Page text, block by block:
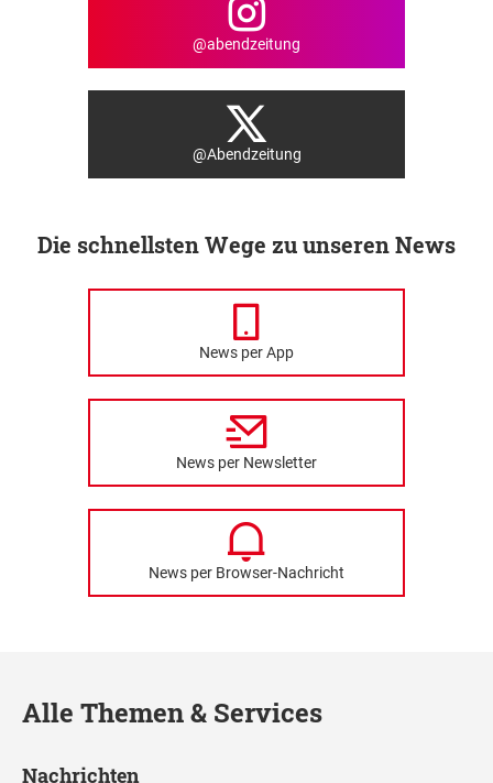
@abendzeitung
@Abendzeitung
Die schnellsten Wege zu unseren News
News per App
News per Newsletter
News per Browser-Nachricht
Alle Themen & Services
Nachrichten